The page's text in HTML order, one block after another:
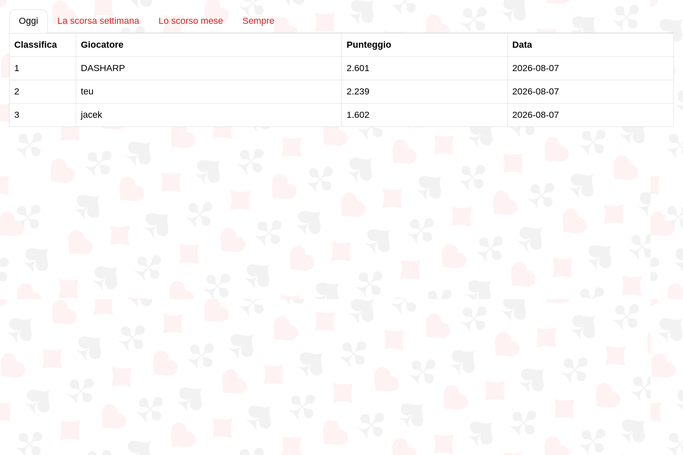
Oggi La scorsa settimana Lo scorso mese Sempre
Classifica Giocatore Punteggio Data
1 DASHARP 2.601 2026-08-07
2 teu 2.239 2026-08-07
3 jacek 1.602 2026-08-07